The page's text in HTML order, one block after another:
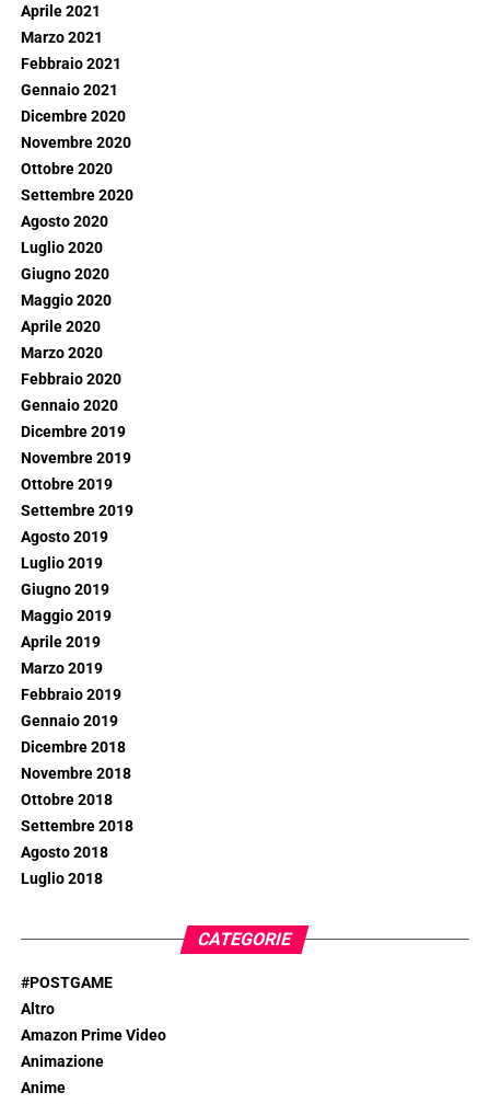
Aprile 2021
Marzo 2021
Febbraio 2021
Gennaio 2021
Dicembre 2020
Novembre 2020
Ottobre 2020
Settembre 2020
Agosto 2020
Luglio 2020
Giugno 2020
Maggio 2020
Aprile 2020
Marzo 2020
Febbraio 2020
Gennaio 2020
Dicembre 2019
Novembre 2019
Ottobre 2019
Settembre 2019
Agosto 2019
Luglio 2019
Giugno 2019
Maggio 2019
Aprile 2019
Marzo 2019
Febbraio 2019
Gennaio 2019
Dicembre 2018
Novembre 2018
Ottobre 2018
Settembre 2018
Agosto 2018
Luglio 2018
CATEGORIE
#POSTGAME
Altro
Amazon Prime Video
Animazione
Anime